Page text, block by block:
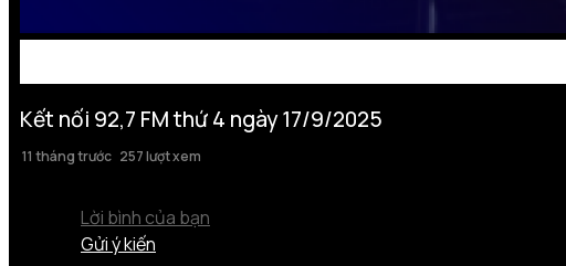
Kết nối 92,7 FM thứ 4 ngày 17/9/2025
11 tháng trước 257 lượt xem
Lời bình của bạn
Gửi ý kiến